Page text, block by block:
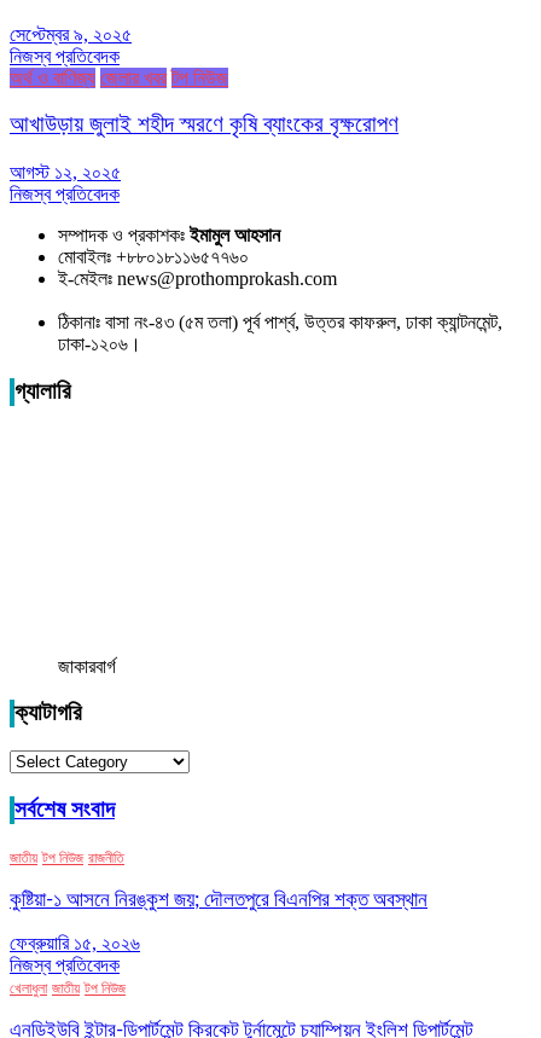
সেপ্টেম্বর ৯, ২০২৫
নিজস্ব প্রতিবেদক
অর্থ ও বাণিজ্য জেলার খবর টপ নিউজ
আখাউড়ায় জুলাই শহীদ স্মরণে কৃষি ব্যাংকের বৃক্ষরোপণ
আগস্ট ১২, ২০২৫
নিজস্ব প্রতিবেদক
সম্পাদক ও প্রকাশকঃইমামুল আহসান
মোবাইলঃ +৮৮০১৮১১৬৫৭৭৬০
ই-মেইলঃ news@prothomprokash.com
ঠিকানাঃ বাসা নং-৪৩ (৫ম তলা) পূর্ব পার্শ্ব, উত্তর কাফরুল, ঢাকা ক্যান্টনমেন্ট,
ঢাকা-১২০৬।
গ্যালারি
জাকারবার্গ
ক্যাটাগরি
ক্যাটাগরি
সর্বশেষ সংবাদ
জাতীয় টপ নিউজ রাজনীতি
কুষ্টিয়া-১ আসনে নিরঙ্কুশ জয়; দৌলতপুরে বিএনপির শক্ত অবস্থান
ফেব্রুয়ারি ১৫, ২০২৬
নিজস্ব প্রতিবেদক
খেলাধুলা জাতীয় টপ নিউজ
এনডিইউবি ইন্টার-ডিপার্টমেন্ট ক্রিকেট টুর্নামেন্টে চ্যাম্পিয়ন ইংলিশ ডিপার্টমেন্ট